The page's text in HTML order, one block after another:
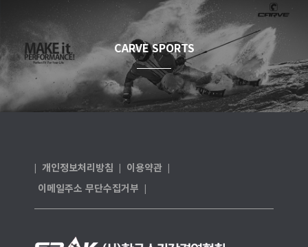
CARVE SPORTS
| 개인정보처리방침 | 이용약관 |
이메일주소 무단수집거부 |